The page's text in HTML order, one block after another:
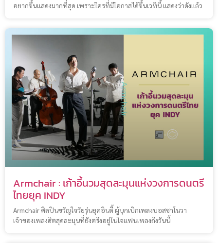
อยากขึ้นแสดงมากที่สุด เพราะใครที่มีโอกาสได้ขึ้นเวทีนี้ แสดงว่าดังแล้ว
Armchair : เก้าอี้นวมสุดละมุนแห่งวงการดนตรี
ไทยยุค INDY
Armchair ศิลปินขวัญใจวัยรุ่นยุคอินดี้ ผู้บุกเบิกเพลงบอสซาโนวา
เจ้าของเพลงฮิตสุดละมุนที่ยังตรึงอยู่ในใจแฟนเพลงถึงวันนี้